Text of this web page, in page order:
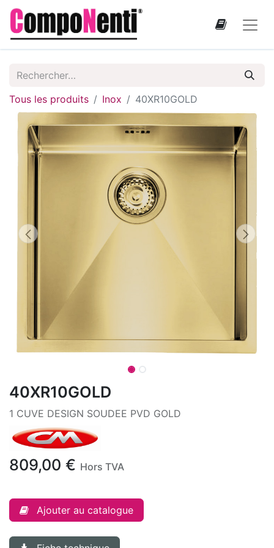
Tous les produits Inox 40XR10GOLD
40XR10GOLD
1 CUVE DESIGN SOUDEE PVD GOLD
809,00 € Hors TVA
Ajouter au catalogue